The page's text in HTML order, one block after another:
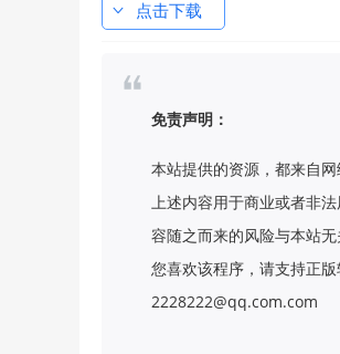
点击下载
免责声明：
本站提供的资源，都来自
上述内容用于商业或者非
容随之而来的风险与本站
您喜欢该程序，请支持正
2228222@qq.com.com